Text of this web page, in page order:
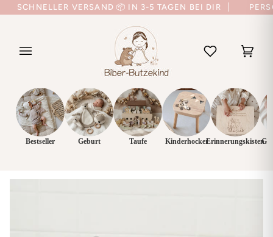
DirektSCHNELLER VERSAND 📦 IN 3-5 TAGEN BEI DIR
Bestseller Geburt Taufe KinderhockerErinnerungskisten